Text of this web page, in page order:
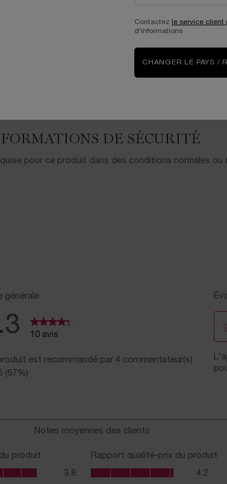
ABSOLUE LA CRÈME YEUXAJOUTER AU PANIER
DE SÉCURITÉ
pour ce produit dans des conditions normales ou
Contactez le service client
d'informations
CHANGER LE PAYS /